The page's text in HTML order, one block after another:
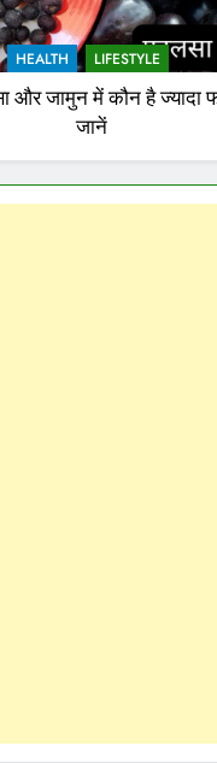
HEALTH LIFESTYLE
और जामुन में कौन है ज्यादा
जानें